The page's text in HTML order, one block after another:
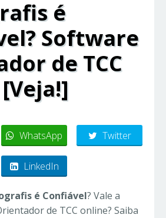
é
Software
de TCC
WhatsApp Twitter
LinkedIn
é Confiável? Vale a
de TCC online? Saiba